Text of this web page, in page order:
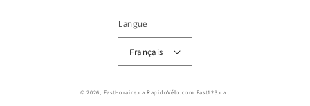
Langue
Français
© 2026, FastHoraire.ca RapidoVélo.com Fast123.ca .